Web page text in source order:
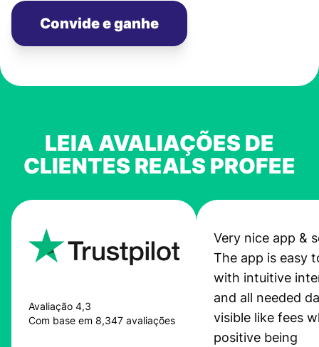
Convide e ganhe
LEIA AVALIAÇÕES DE
CLIENTES REALS PROFEE
Avaliação 4,3
Com base em 8,347 avaliações
Very nice app &
The app is easy
with intuitive
and all needed
visible like fees
positive being